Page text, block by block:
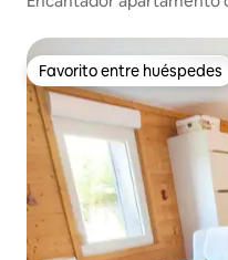
Favorito entre huéspedes
Favorito entre huéspedes